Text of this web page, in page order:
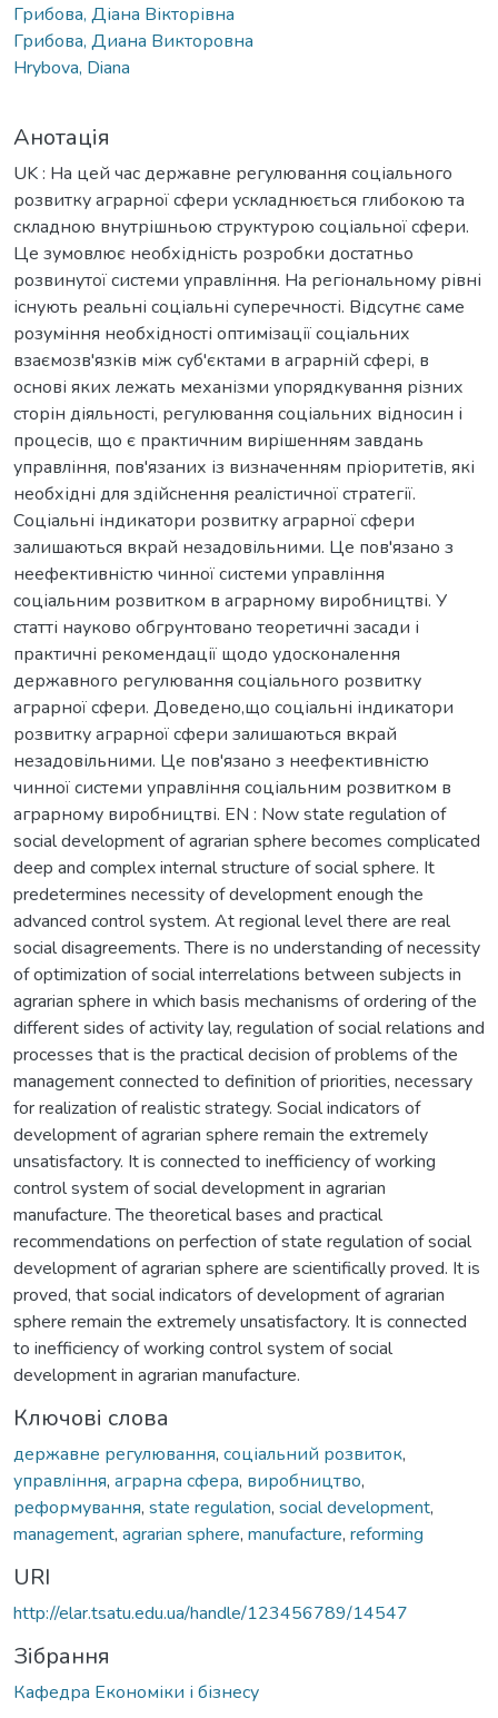
Грибова, Діана Вікторівна
Грибова, Диана Викторовна
Hrybova, Diana
Анотація
UK : На цей час державне регулювання соціального
розвитку аграрної сфери ускладнюється глибокою та
складною внутрішньою структурою соціальної сфери.
Це зумовлює необхідність розробки достатньо
розвинутої системи управління. На регіональному рівні
існують реальні соціальні суперечності. Відсутнє саме
розуміння необхідності оптимізації соціальних
взаємозв'язків між суб'єктами в аграрній сфері, в
основі яких лежать механізми упорядкування різних
сторін діяльності, регулювання соціальних відносин і
процесів, що є практичним вирішенням завдань
управління, пов'язаних із визначенням пріоритетів, які
необхідні для здійснення реалістичної стратегії.
Соціальні індикатори розвитку аграрної сфери
залишаються вкрай незадовільними. Це пов'язано з
неефективністю чинної системи управління
соціальним розвитком в аграрному виробництві. У
статті науково обгрунтовано теоретичні засади і
практичні рекомендації щодо удосконалення
державного регулювання соціального розвитку
аграрної сфери. Доведено,що соціальні індикатори
розвитку аграрної сфери залишаються вкрай
незадовільними. Це пов'язано з неефективністю
чинної системи управління соціальним розвитком в
аграрному виробництві. EN : Now state regulation of
social development of agrarian sphere becomes complicated
deep and complex internal structure of social sphere. It
predetermines necessity of development enough the
advanced control system. At regional level there are real
social disagreements. There is no understanding of necessity
of optimization of social interrelations between subjects in
agrarian sphere in which basis mechanisms of ordering of the
different sides of activity lay, regulation of social relations and
processes that is the practical decision of problems of the
management connected to definition of priorities, necessary
for realization of realistic strategy. Social indicators of
development of agrarian sphere remain the extremely
unsatisfactory. It is connected to inefficiency of working
control system of social development in agrarian
manufacture. The theoretical bases and practical
recommendations on perfection of state regulation of social
development of agrarian sphere are scientifically proved. It is
proved, that social indicators of development of agrarian
sphere remain the extremely unsatisfactory. It is connected
to inefficiency of working control system of social
development in agrarian manufacture.
Ключові слова
державне регулювання, соціальний розвиток,
управління, аграрна сфера, виробництво,
реформування, state regulation, social development,
management, agrarian sphere, manufacture, reforming
URI
http://elar.tsatu.edu.ua/handle/123456789/14547
Зібрання
Кафедра Економіки і бізнесу